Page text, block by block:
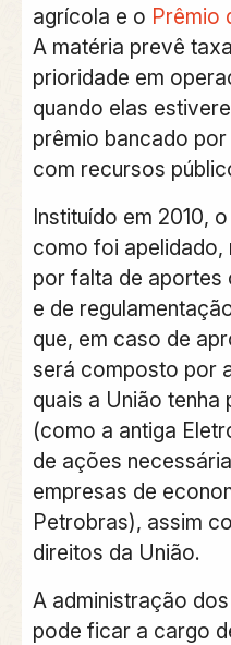
agrícola e o Prêmio
A matéria prevê
prioridade em
quando elas
prêmio bancado
com recursos
Instituído em 2010,
como foi apelidado,
por falta de aportes
e de
que, em caso de
será composto por
quais a União
(como a antiga
de ações
empresas de
Petrobras), assim
direitos da União.
A administração
pode ficar a cargo